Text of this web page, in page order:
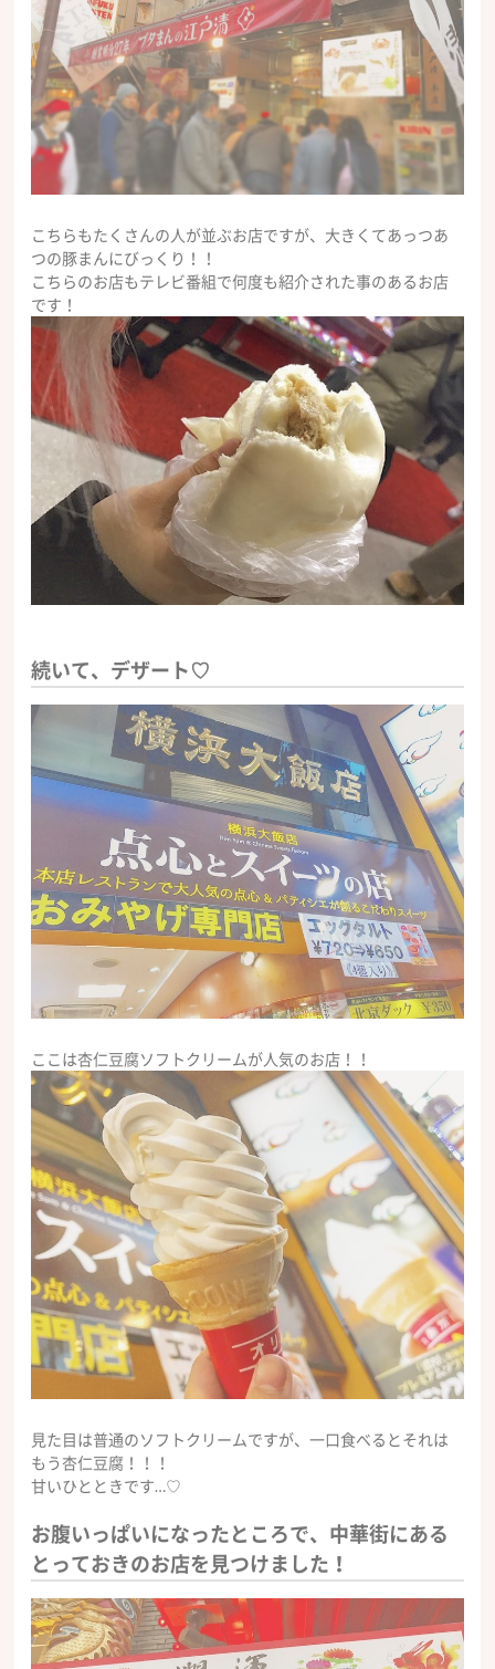
こちらもたくさんの人が並ぶお店ですが、大きくてあっつあ
つの豚まんにびっくり！！
こちらのお店もテレビ番組で何度も紹介された事のあるお店
です！
続いて、デザート♡
ここは杏仁豆腐ソフトクリームが人気のお店！！
見た目は普通のソフトクリームですが、一口食べるとそれは
もう杏仁豆腐！！！
甘いひとときです…♡
お腹いっぱいになったところで、中華街にある
とっておきのお店を見つけました！